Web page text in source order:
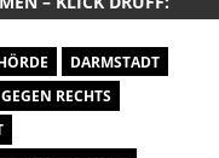
DARMSTADT
RECHTS